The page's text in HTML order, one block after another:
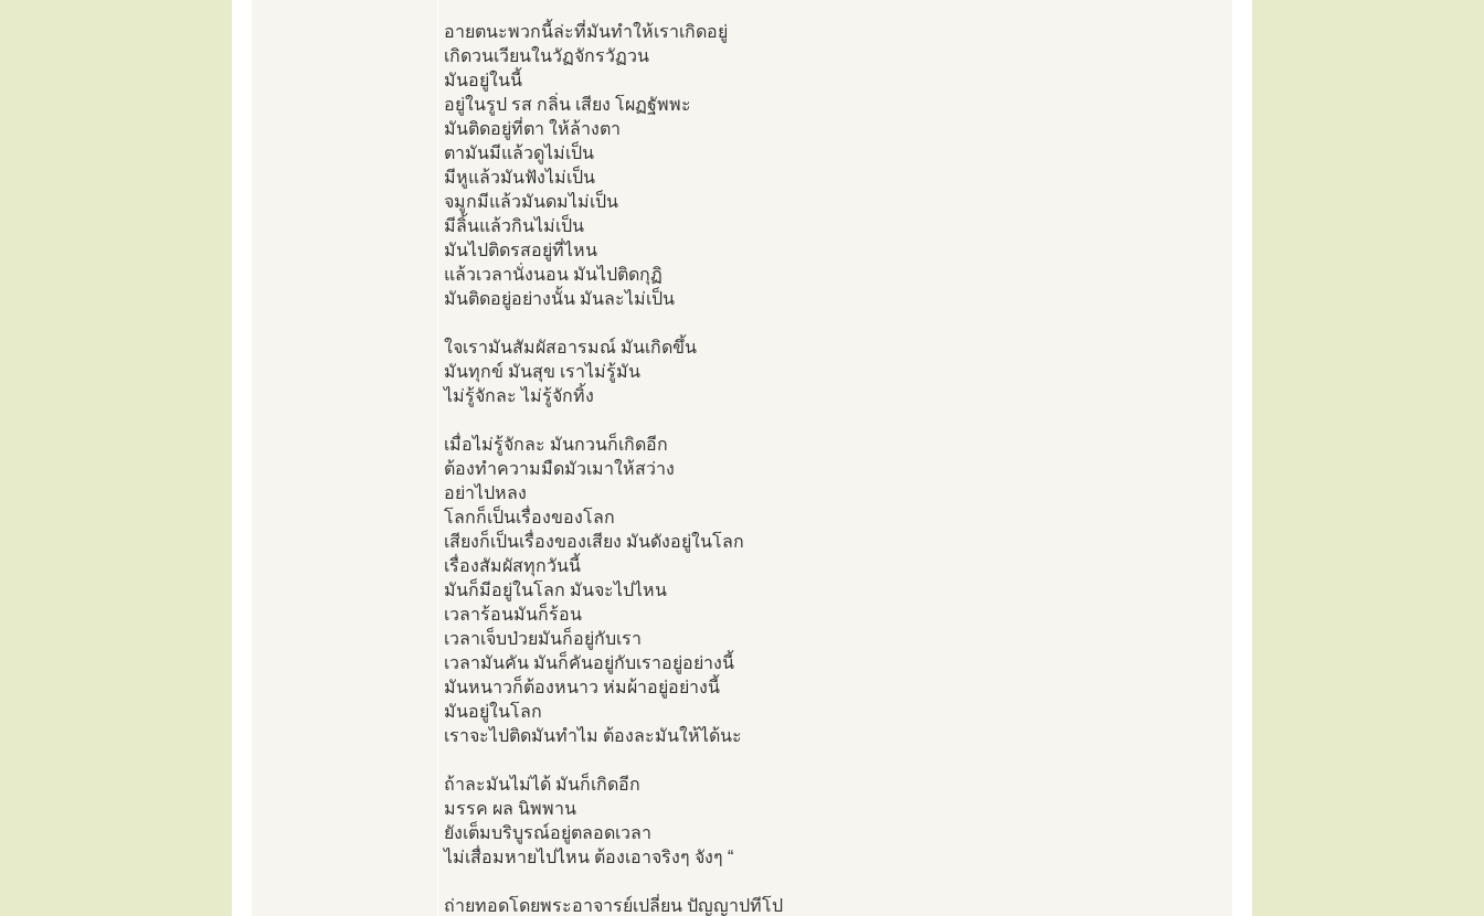
อายตนะพวกนี้ล่ะที่มันทำให้เราเกิดอยู่
เกิดวนเวียนในวัฏจักรวัฏวน
มันอยู่ในนี้
อยู่ในรูป รส กลิ่น เสียง โผฏฐัพพะ
มันติดอยู่ที่ตา ให้ล้างตา
ตามันมีแล้วดูไม่เป็น
มีหูแล้วมันฟังไม่เป็น
จมูกมีแล้วมันดมไม่เป็น
มีลิ้นแล้วกินไม่เป็น
มันไปติดรสอยู่ที่ไหน
แล้วเวลานั่งนอน มันไปติดกุฏิ
มันติดอยู่อย่างนั้น มันละไม่เป็น
ใจเรามันสัมผัสอารมณ์ มันเกิดขึ้น
มันทุกข์ มันสุข เราไม่รู้มัน
ไม่รู้จักละ ไม่รู้จักทิ้ง
เมื่อไม่รู้จักละ มันกวนก็เกิดอีก
ต้องทำความมืดมัวเมาให้สว่าง
อย่าไปหลง
โลกก็เป็นเรื่องของโลก
เสียงก็เป็นเรื่องของเสียง มันดังอยู่ในโลก
เรื่องสัมผัสทุกวันนี้
มันก็มีอยู่ในโลก มันจะไปไหน
เวลาร้อนมันก็ร้อน
เวลาเจ็บป่วยมันก็อยู่กับเรา
เวลามันคัน มันก็คันอยู่กับเราอยู่อย่างนี้
มันหนาวก็ต้องหนาว ห่มผ้าอยู่อย่างนี้
มันอยู่ในโลก
เราจะไปติดมันทำไม ต้องละมันให้ได้นะ
ถ้าละมันไม่ได้ มันก็เกิดอีก
มรรค ผล นิพพาน
ยังเต็มบริบูรณ์อยู่ตลอดเวลา
ไม่เสื่อมหายไปไหน ต้องเอาจริงๆ จังๆ “
ถ่ายทอดโดยพระอาจารย์เปลี่ยน ปัญญาปทีโป